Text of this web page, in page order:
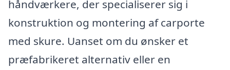
håndværkere, der specialiserer sig i
konstruktion og montering af carporte
med skure. Uanset om du ønsker et
præfabrikeret alternativ eller en